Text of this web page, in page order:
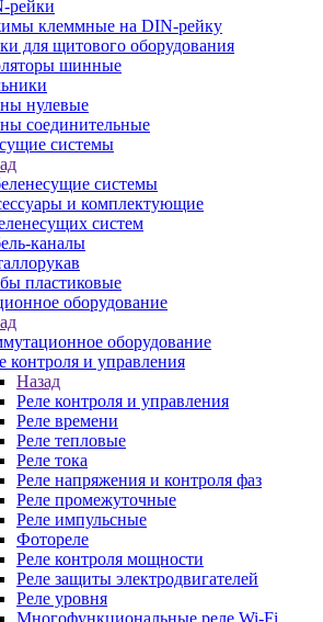
рейки
клеммные на DIN-рейку
для щитового оборудования
шинные
нулевые
соединительные
системы
системы
и комплектующие
систем
каналы
пластиковые
оборудование
оборудование
контроля и управления
Назад
Реле контроля и управления
Реле времени
Реле тепловые
Реле тока
Реле напряжения и контроля фаз
Реле промежуточные
Реле импульсные
Фотореле
Реле контроля мощности
Реле защиты электродвигателей
Реле уровня
Многофункциональные реле Wi-Fi